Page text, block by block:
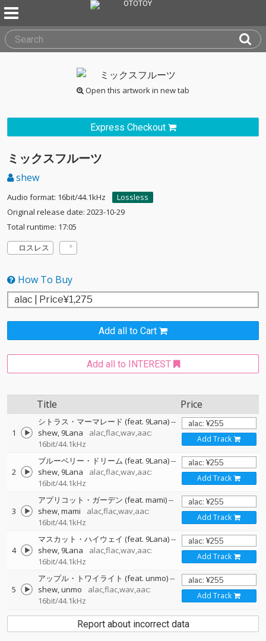
Open this artwork in new tab
Express Checkout
ミックスフルーツ
shew
Audio format: 16bit/44.1kHz
Lossless
Original release date: 2023-10-29
Total runtime: 17:05
ロスレス
How To Buy
Add all to Cart
Add all to INTEREST
Title Price
1
シトラス・マーマレード (feat. 9Lana)--
shew 9Lana
alac,flac,wav,aac:
16bit/44.1kHz
Add Track
2
ブルーベリー・ドリーム (feat. 9Lana)--
shew 9Lana
alac,flac,wav,aac:
16bit/44.1kHz
Add Track
3
アプリコット・ガーデン (feat. mami)--
shew mami
alac,flac,wav,aac:
16bit/44.1kHz
Add Track
4
マスカット・ハイウェイ (feat. 9Lana)--
shew 9Lana
alac,flac,wav,aac:
16bit/44.1kHz
Add Track
5
アップル・トワイライト (feat. unmo)--
shew unmo
alac,flac,wav,aac:
16bit/44.1kHz
Add Track
Report about incorrect data